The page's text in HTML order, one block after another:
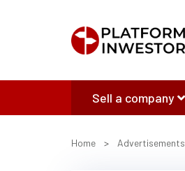
Sell a company
Home > Advertisements